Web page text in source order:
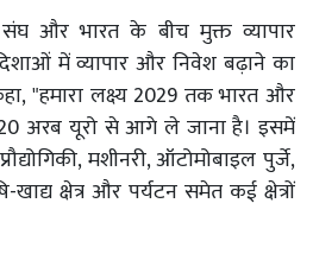
और भारत के बीच मुक्त व्यापार
में व्यापार और निवेश बढ़ाने का
"हमारा लक्ष्य 2029 तक भारत और
अरब यूरो से आगे ले जाना है। इसमें
मशीनरी, ऑटोमोबाइल पुर्जे,
खाद्य क्षेत्र और पर्यटन समेत कई क्षेत्रों